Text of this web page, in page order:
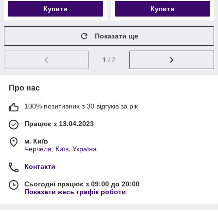
Купити Купити
Показати ще
1 / 2
Про нас
100% позитивних з 30 відгуків за рік
Працює з 13.04.2023
м. Київ
Черчеля, Київ, Україна
Контакти
Сьогодні працює з 09:00 до 20:00
Показати весь графік роботи